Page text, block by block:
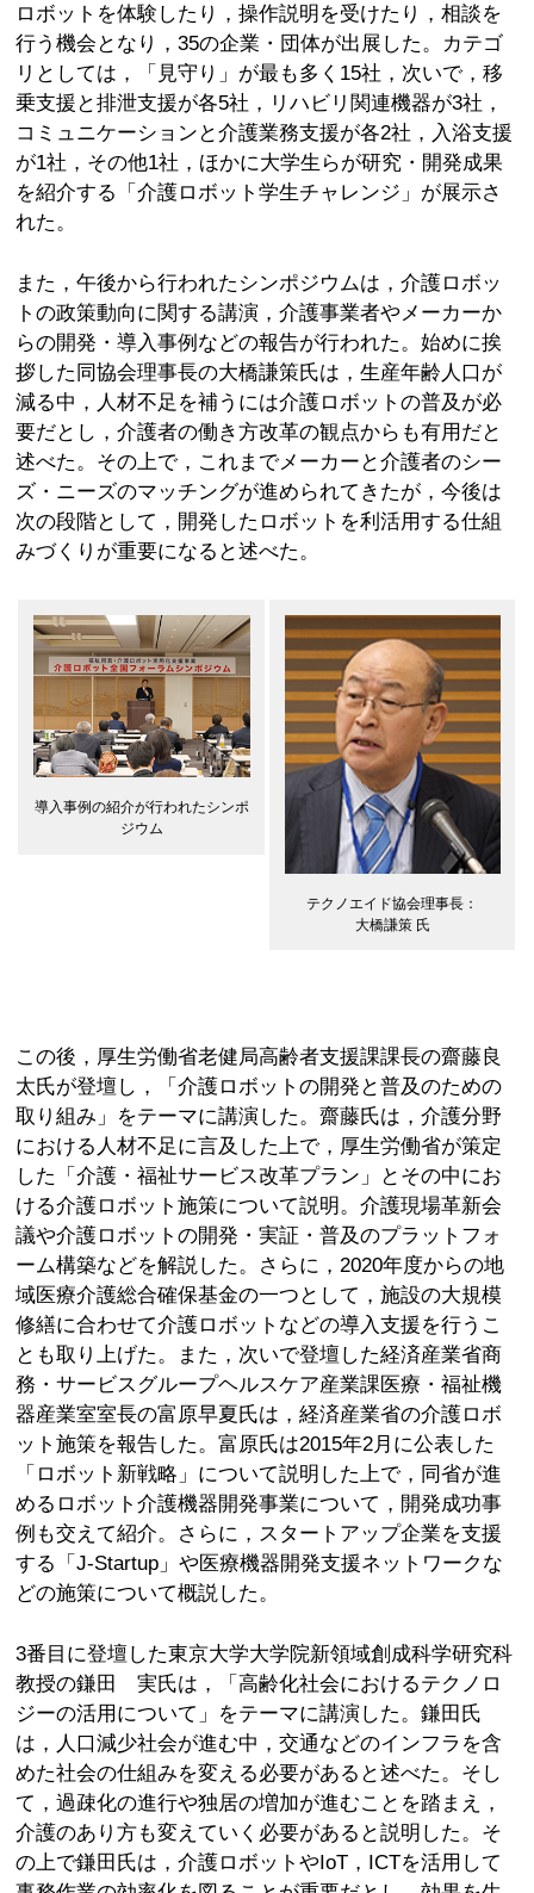
ロボットを体験したり，操作説明を受けたり，相談を
行う機会となり，35の企業・団体が出展した。カテゴ
リとしては，「見守り」が最も多く15社，次いで，移
乗支援と排泄支援が各5社，リハビリ関連機器が3社，
コミュニケーションと介護業務支援が各2社，入浴支援
が1社，その他1社，ほかに大学生らが研究・開発成果
を紹介する「介護ロボット学生チャレンジ」が展示さ
れた。
また，午後から行われたシンポジウムは，介護ロボッ
トの政策動向に関する講演，介護事業者やメーカーか
らの開発・導入事例などの報告が行われた。始めに挨
拶した同協会理事長の大橋謙策氏は，生産年齢人口が
減る中，人材不足を補うには介護ロボットの普及が必
要だとし，介護者の働き方改革の観点からも有用だと
述べた。その上で，これまでメーカーと介護者のシー
ズ・ニーズのマッチングが進められてきたが，今後は
次の段階として，開発したロボットを利活用する仕組
みづくりが重要になると述べた。
導入事例の紹介が行われたシンポ
ジウム
テクノエイド協会理事長：
大橋謙策 氏
この後，厚生労働省老健局高齢者支援課課長の齋藤良
太氏が登壇し，「介護ロボットの開発と普及のための
取り組み」をテーマに講演した。齋藤氏は，介護分野
における人材不足に言及した上で，厚生労働省が策定
した「介護・福祉サービス改革プラン」とその中にお
ける介護ロボット施策について説明。介護現場革新会
議や介護ロボットの開発・実証・普及のプラットフォ
ーム構築などを解説した。さらに，2020年度からの地
域医療介護総合確保基金の一つとして，施設の大規模
修繕に合わせて介護ロボットなどの導入支援を行うこ
とも取り上げた。また，次いで登壇した経済産業省商
務・サービスグループヘルスケア産業課医療・福祉機
器産業室室長の富原早夏氏は，経済産業省の介護ロボ
ット施策を報告した。富原氏は2015年2月に公表した
「ロボット新戦略」について説明した上で，同省が進
めるロボット介護機器開発事業について，開発成功事
例も交えて紹介。さらに，スタートアップ企業を支援
する「J-Startup」や医療機器開発支援ネットワークな
どの施策について概説した。
3番目に登壇した東京大学大学院新領域創成科学研究科
教授の鎌田 実氏は，「高齢化社会におけるテクノロ
ジーの活用について」をテーマに講演した。鎌田氏
は，人口減少社会が進む中，交通などのインフラを含
めた社会の仕組みを変える必要があると述べた。そし
て，過疎化の進行や独居の増加が進むことを踏まえ，
介護のあり方も変えていく必要があると説明した。そ
の上で鎌田氏は，介護ロボットやIoT，ICTを活用して